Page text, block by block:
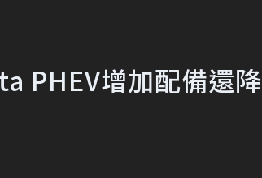
PHEV增加配備還降